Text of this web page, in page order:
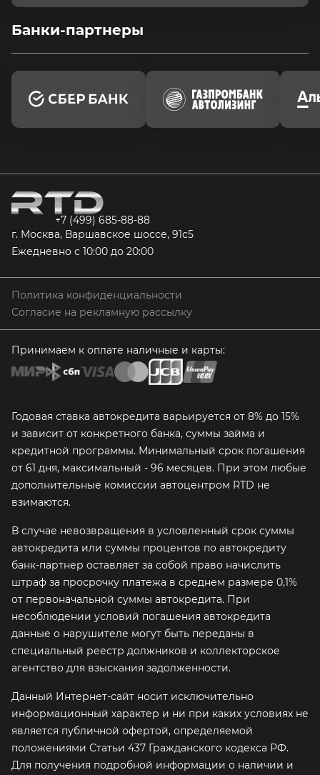
Банки-партнеры
+7 (499) 685-88-88
г. Москва, Варшавское шоссе, 91с5
Ежедневно с 10:00 до 20:00
Политика конфиденциальности
Согласие на рекламную рассылку
Принимаем к оплате наличные и карты:
Годовая ставка автокредита варьируется от 8% до 15%
и зависит от конкретного банка, суммы займа и
кредитной программы. Минимальный срок погашения
от 61 дня, максимальный - 96 месяцев. При этом любые
дополнительные комиссии автоцентром RTD не
взимаются.
В случае невозвращения в условленный срок суммы
автокредита или суммы процентов по автокредиту
банк-партнер оставляет за собой право начислить
штраф за просрочку платежа в среднем размере 0,1%
от первоначальной суммы автокредита. При
несоблюдении условий погашения автокредита
данные о нарушителе могут быть переданы в
специальный реестр должников и коллекторское
агентство для взыскания задолженности.
Данный Интернет-сайт носит исключительно
информационный характер и ни при каких условиях не
является публичной офертой, определяемой
положениями Статьи 437 Гражданского кодекса РФ.
Для получения подробной информации о наличии и